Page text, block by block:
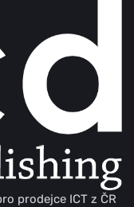
prodejce ICT z ČR